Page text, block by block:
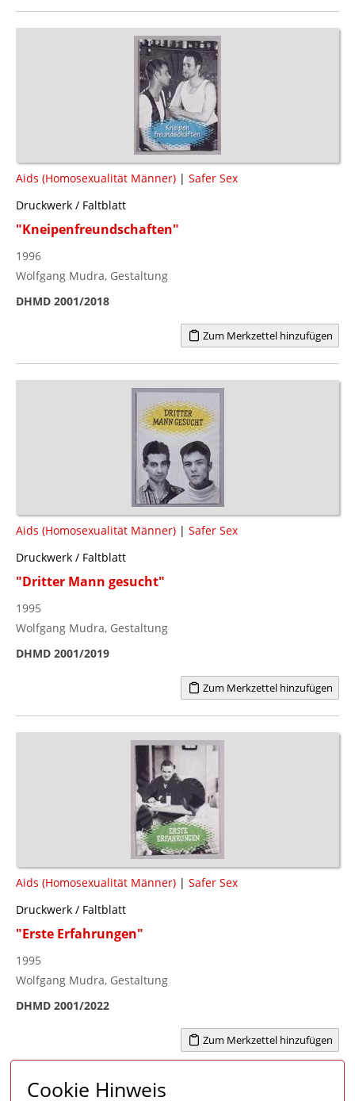
Aids (Homosexualität Männer) | Safer Sex
Druckwerk / Faltblatt
"Kneipenfreundschaften"
1996
Wolfgang Mudra, Gestaltung
DHMD 2001/2018
Zum Merkzettel hinzufügen
Aids (Homosexualität Männer) | Safer Sex
Druckwerk / Faltblatt
"Dritter Mann gesucht"
1995
Wolfgang Mudra, Gestaltung
DHMD 2001/2019
Zum Merkzettel hinzufügen
Aids (Homosexualität Männer) | Safer Sex
Druckwerk / Faltblatt
"Erste Erfahrungen"
1995
Wolfgang Mudra, Gestaltung
DHMD 2001/2022
Zum Merkzettel hinzufügen
Cookie Hinweis